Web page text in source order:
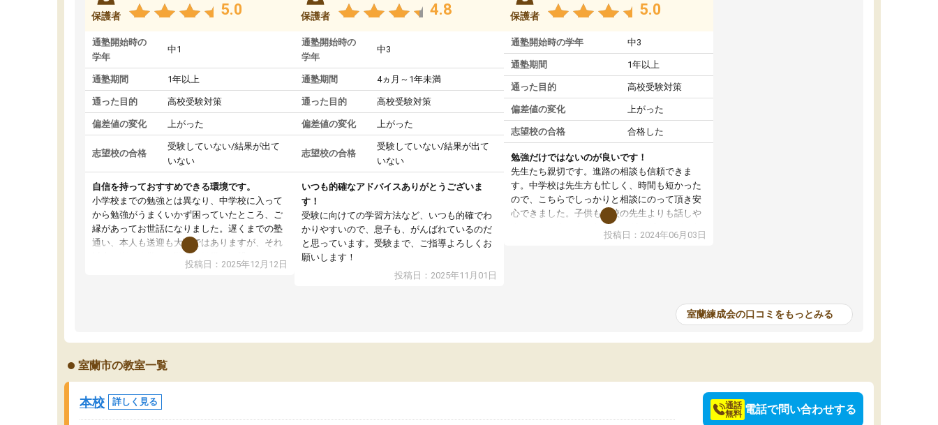
保護者 5.0
通塾開始時の
学年
中1
通塾期間 1年以上
通った目的 高校受験対策
偏差値の変化 上がった
志望校の合格
受験していない/結果が出て
いない
自信を持っておすすめできる環境です。
小学校までの勉強とは異なり、中学校に入って
から勉強がうまくいかず困っていたところ、ご
縁があってお世話になりました。遅くまでの塾
通い、本人も送迎も大変ではありますが、それ
以上に楽しく学べて順調に結果にも繋がってい
るので、本当に練成会にお世話になってよかっ
投稿日：2025年12月12日
保護者 4.8
通塾開始時の
学年
中3
通塾期間 4ヵ月～1年未満
通った目的 高校受験対策
偏差値の変化 上がった
志望校の合格
受験していない/結果が出て
いない
いつも的確なアドバイスありがとうございま
す！
受験に向けての学習方法など、いつも的確でわ
かりやすいので、息子も、がんばれているのだ
と思っています。受験まで、ご指導よろしくお
願いします！
投稿日：2025年11月01日
保護者 5.0
通塾開始時の学年 中3
通塾期間 1年以上
通った目的 高校受験対策
偏差値の変化 上がった
志望校の合格 合格した
勉強だけではないのが良いです！
先生たち親切です。進路の相談も信頼できま
す。中学校は先生方も忙しく、時間も短かった
ので、こちらでしっかりと相談にのって頂き安
心できました。子供も学校の先生よりも話しや
すかったようです。なにかとギスギスしがちな
受験期でしたが、勉強だけではなくハロウィン
校でも仲良くしていて、成績はもとより予想外
投稿日：2024年06月03日
室蘭練成会の口コミをもっとみる
室蘭市の教室一覧
本校 詳しく見る
通話
無料 電話で問い合わせする